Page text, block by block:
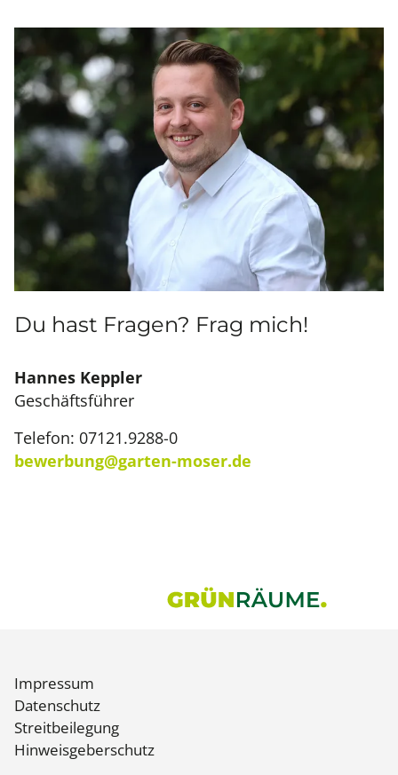
Du hast Fragen? Frag mich!
Hannes Keppler
Geschäftsführer
Telefon: 07121.9288-0
bewerbung@garten-moser.de
Impressum
Datenschutz
Streitbeilegung
Hinweisgeberschutz